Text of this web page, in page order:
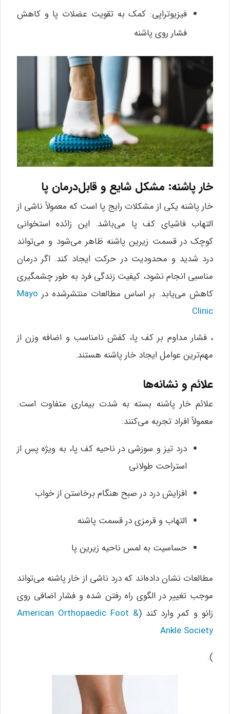
فیزیوتراپی: کمک به تقویت عضلات پا و کاهش
فشار روی پاشنه
خار پاشنه: مشکل شایع و قابل‌درمان پا
خار پاشنه یکی از مشکلات رایج پا است که معمولاً ناشی از
التهاب فاشیای کف پا می‌باشد. این زائده استخوانی
کوچک در قسمت زیرین پاشنه ظاهر می‌شود و می‌تواند
درد شدید و محدودیت در حرکت ایجاد کند. اگر درمان
مناسبی انجام نشود، کیفیت زندگی فرد به طور چشمگیری
کاهش می‌یابد. بر اساس مطالعات منتشرشده در Mayo
Clinic
، فشار مداوم بر کف پا، کفش نامناسب و اضافه وزن از
مهم‌ترین عوامل ایجاد خار پاشنه هستند.
علائم و نشانه‌ها
علائم خار پاشنه بسته به شدت بیماری متفاوت است.
معمولاً افراد تجربه می‌کنند:
درد تیز و سوزشی در ناحیه کف پا، به ویژه پس از
استراحت طولانی
افزایش درد در صبح هنگام برخاستن از خواب
التهاب و قرمزی در قسمت پاشنه
حساسیت به لمس ناحیه زیرین پا
مطالعات نشان داده‌اند که درد ناشی از خار پاشنه می‌تواند
موجب تغییر در الگوی راه رفتن شده و فشار اضافی روی
زانو و کمر وارد کند (American Orthopaedic Foot &
Ankle Society
).